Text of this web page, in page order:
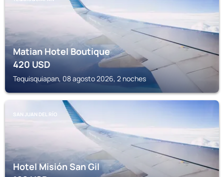
Matian Hotel Boutique
420USD
Tequisquiapan, 08 agosto 2026, 2 noches
SAN JUAN DEL RÍO
Hotel Misión San Gil